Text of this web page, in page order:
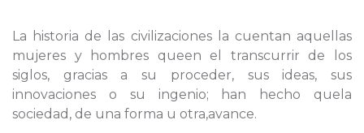
La historia de las civilizaciones la cuentan aquellas
mujeres y hombres queen el transcurrir de los
siglos, gracias a su proceder, sus ideas, sus
innovaciones o su ingenio; han hecho quela
sociedad, de una forma u otra,avance.